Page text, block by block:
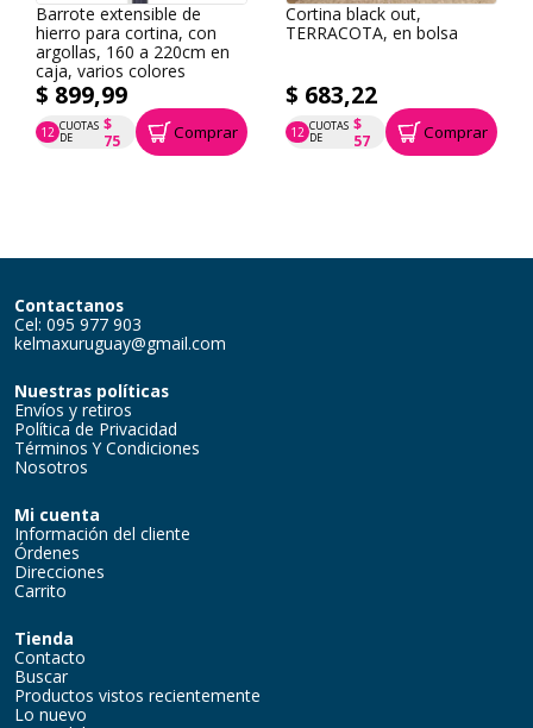
Barrote extensible de
hierro para cortina, con
argollas, 160 a 220cm en
caja, varios colores
$ 899,99
12 CUOTAS
DE
$
75
P.T.F. $ 900 Comprar
Cortina black out,
TERRACOTA, en bolsa
$ 683,22
12 CUOTAS
DE
$
57
P.T.F. $ 683 Comprar
Contactanos
Cel: 095 977 903
kelmaxuruguay@gmail.com
Nuestras políticas
Envíos y retiros
Política de Privacidad
Términos Y Condiciones
Nosotros
Mi cuenta
Información del cliente
Órdenes
Direcciones
Carrito
Tienda
Contacto
Buscar
Productos vistos recientemente
Lo nuevo